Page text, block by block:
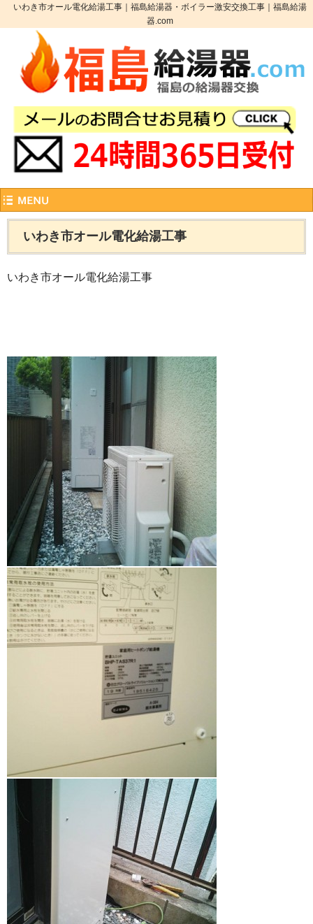
いわき市オール電化給湯工事｜福島給湯器・ボイラー激安交換工事｜福島給湯
器.com
いわき市オール電化給湯工事
いわき市オール電化給湯工事